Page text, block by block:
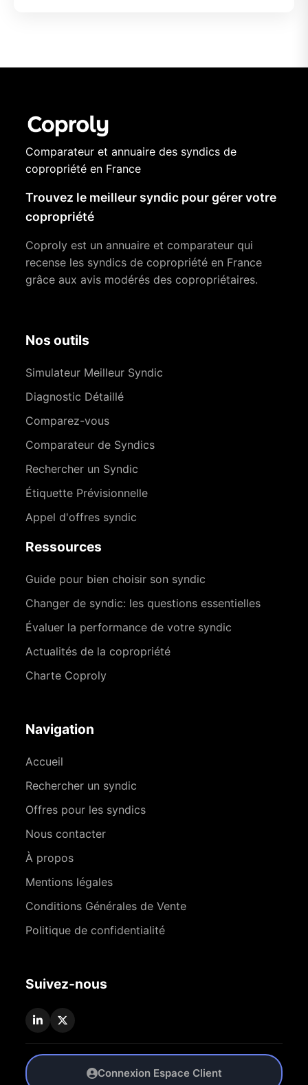
Comparateur et annuaire des syndics de
copropriété en France
Trouvez le meilleur syndic pour gérer votre
copropriété
Coproly est un annuaire et comparateur qui
recense les syndics de copropriété en France
grâce aux avis modérés des copropriétaires.
Nos outils
Simulateur Meilleur Syndic
Diagnostic Détaillé
Comparez-vous
Comparateur de Syndics
Rechercher un Syndic
Étiquette Prévisionnelle
Appel d'offres syndic
Ressources
Guide pour bien choisir son syndic
Changer de syndic: les questions essentielles
Évaluer la performance de votre syndic
Actualités de la copropriété
Charte Coproly
Navigation
Accueil
Rechercher un syndic
Offres pour les syndics
Nous contacter
À propos
Mentions légales
Conditions Générales de Vente
Politique de confidentialité
Suivez-nous
Connexion Espace Client